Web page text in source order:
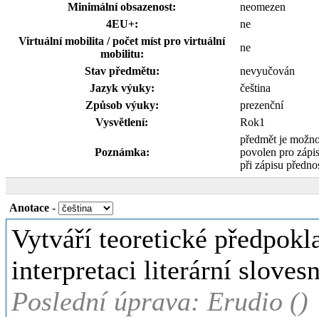
Minimální obsazenost:
neomezen
4EU+:
ne
Virtuální mobilita / počet míst pro virtuální
mobilitu:
ne
Stav předmětu:
nevyučován
Jazyk výuky:
čeština
Způsob výuky:
prezenční
Vysvětlení:
Rok1
Poznámka:
předmět je
povolen pro
při zápisu
Anotace -
Vytváří teoretické
interpretaci literární
Poslední úprava: Erudio ()